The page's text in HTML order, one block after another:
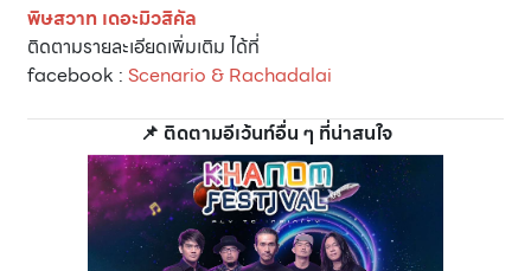
พิษสวาท เดอะมิวสิคัล
ติดตามรายละเอียดเพิ่มเติม ได้ที่
facebook : Scenario & Rachadalai
📌 ติดตามอีเว้นท์อื่น ๆ ที่น่าสนใจ